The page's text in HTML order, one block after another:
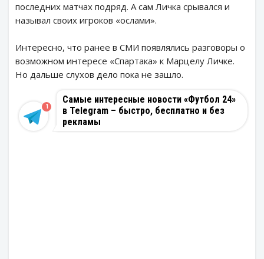
последних матчах подряд. А сам Личка срывался и
называл своих игроков «ослами».
Интересно, что ранее в СМИ появлялись разговоры о
возможном интересе «Спартака» к Марцелу Личке.
Но дальше слухов дело пока не зашло.
Самые интересные новости «Футбол 24»
в Telegram – быстро, бесплатно и без
рекламы
1